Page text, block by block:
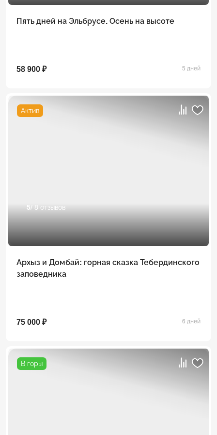
Пять дней на Эльбрусе. Осень на высоте
58 900 ₽ 5 дней
Актив
5/ 8 отзывов
Архыз и Домбай: горная сказка Тебердинского
заповедника
75 000 ₽ 6 дней
В горы